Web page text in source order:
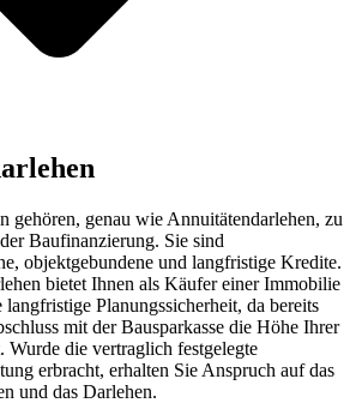
gehören, genau wie Annuitätendarlehen, zu
Baufinanzierung. Sie sind
objektgebundene und langfristige Kredite.
bietet Ihnen als Käufer einer Immobilie
Planungssicherheit, da bereits
mit der Bausparkasse die Höhe Ihrer
Wurde die vertraglich festgelegte
erbracht, erhalten Sie Anspruch auf das
und das Darlehen.